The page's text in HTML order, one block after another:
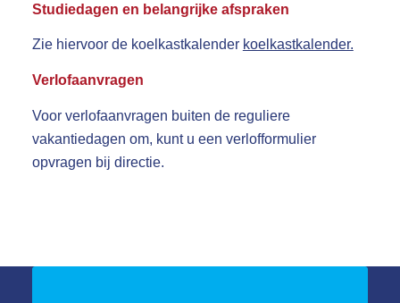
Studiedagen en belangrijke afspraken
Zie hiervoor de koelkastkalender koelkastkalender.
Verlofaanvragen
Voor verlofaanvragen buiten de reguliere
vakantiedagen om, kunt u een verlofformulier
opvragen bij directie.